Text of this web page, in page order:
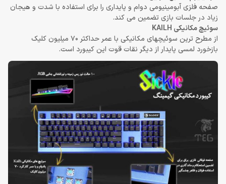
صفحه فلزی آبومینیومی دوام و پایداری را برای استفاده با شدت و هیجان
زیاد در جلسات بازی تضمین می کند.
سوئیچ مکانیکی KAILH
از مطرح ترین سوئیچهای مکانیکی با عمر حداکثر 70 میلیون کلیک
بازخورد لمسی پایدار از دیگر نقات قوت این کیبورد است.